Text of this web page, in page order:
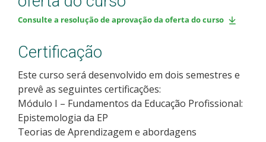
Consulte a resolução de aprovação da oferta do curso
Certificação
Este curso será desenvolvido em dois semestres e
prevê as seguintes certificações:
Módulo I – Fundamentos da Educação Profissional:
Epistemologia da EP
Teorias de Aprendizagem e abordagens